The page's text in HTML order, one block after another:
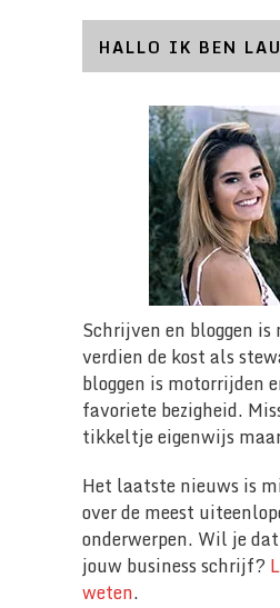
HALLO IK BEN
Schrijven en bloggen
verdien de kost als
bloggen is motorrijden
favoriete bezigheid.
tikkeltje eigenwijs
Het laatste nieuws is
over de meest
onderwerpen. Wil je
jouw business schrijf?
weten.